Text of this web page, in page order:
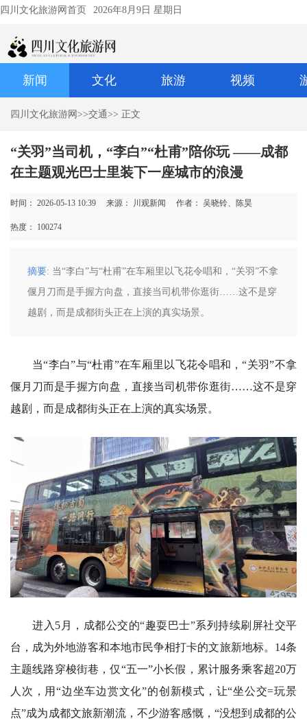
四川文化旅游网首页 2026年8月9日 星期日
新闻 文化 旅游 视频
四川文化旅游网 >>交通>> 正文
“关羽”当司机，“李白”“杜甫”陪你玩 ——成都
在主题观光巴士里装下一座城市的浪漫
时间： 2026-05-13 10:39 来源： 川观新闻 作者： 吴晓铃、陈昊
热度： 100274
摘要: 当“李白”与“杜甫”在车厢里以飞花令唱和，“关羽”不拿
偃月刀而是手握方向盘，直接当司机带你逛街……这不是穿
越剧，而是成都街头正在上演的真实场景。
当“李白”与“杜甫”在车厢里以飞花令唱和，“关羽”不拿
偃月刀而是手握方向盘，直接当司机带你逛街……这不是穿
越剧，而是成都街头正在上演的真实场景。
进入5月，成都公交的“趣耍巴士”系列持续刷屏社交平
台，成为外地游客和本地市民争相打卡的文旅新地标。14条
主题线路穿梭街巷，仅“五一”小长假，累计服务乘客超20万
人次，用“边坐车边赏文化”的创新模式，让“坐公交=玩景
点”成为成都文旅新潮流，不少游客感慨，“没想到成都的公